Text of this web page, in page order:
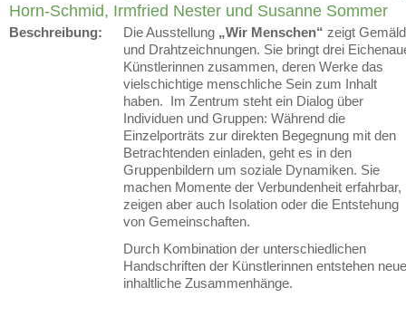
Horn-Schmid, Irmfried Nester und Susanne Sommer
Beschreibung: Die Ausstellung „Wir Menschen“ zeigt
und Drahtzeichnungen. Sie bringt drei
Künstlerinnen zusammen, deren Werke das
vielschichtige menschliche Sein zum Inhalt
haben. Im Zentrum steht ein Dialog über
Individuen und Gruppen: Während die
Einzelporträts zur direkten Begegnung mit den
Betrachtenden einladen, geht es in den
Gruppenbildern um soziale Dynamiken. Sie
machen Momente der Verbundenheit erfahrbar,
zeigen aber auch Isolation oder die Entstehung
von Gemeinschaften.
Durch Kombination der unterschiedlichen
Handschriften der Künstlerinnen entstehen neue
inhaltliche Zusammenhänge.